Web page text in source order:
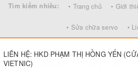
Tìm kiếm nhiều: • Trang chủ • Giới
• Sửa chữa servo •
LIÊN HỆ: HKD PHẠM THỊ HỒNG YẾN
VIETNIC)